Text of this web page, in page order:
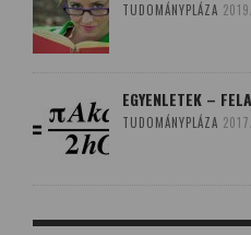
TUDOMÁNYPLÁZA
EGYENLETEK –
TUDOMÁNYPLÁZA